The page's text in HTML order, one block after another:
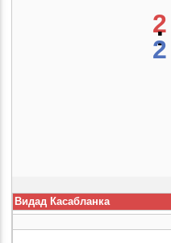
2
:
2
Видад Касабланка